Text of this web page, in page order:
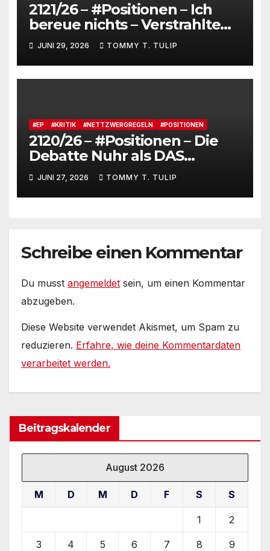
2121/26 – #Positionen – Ich
bereue nichts – Verstrahlte
Menschen, verstrahlte
Kommentare, verstrahltes
Gesamterlebnis auf Social
media
JUNI 29, 2026 TOMMY T. TULIP
#EP #KRITIK #NETTZWERGREGELN #POSITIONEN
2120/26 – #Positionen – Die
Debatte Nuhr als DAS
Shitbürgerthema des
Internets – 36° Grad, es wird
noch heißer #Tageslied
JUNI 27, 2026 TOMMY T. TULIP
Schreibe einen Kommentar
Du musst angemeldet sein, um einen Kommentar
abzugeben.
Diese Website verwendet Akismet, um Spam zu
reduzieren. Erfahre, wie deine Kommentardaten
verarbeitet werden.
Beitragskalender
August 2026
M D M D F S S
1 2
3 4 5 6 7 8 9